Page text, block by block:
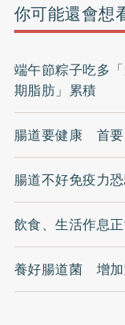
你可能還會想
端午節粽子吃多
期脂肪」累積
腸道要健康 首
腸道不好免疫力
飲食、生活作息
養好腸道菌 增加